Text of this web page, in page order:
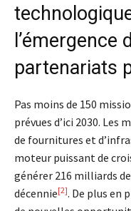
l’émergence
partenariats
Pas moins de 150
prévues d’ici 2030. Les
de fournitures et
moteur puissant de
générer 216 milliards
décennie[2]. De plus en